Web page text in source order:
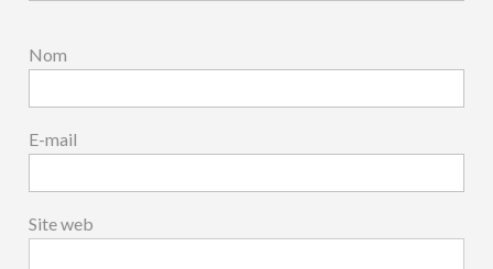
Nom
E-mail
Site web